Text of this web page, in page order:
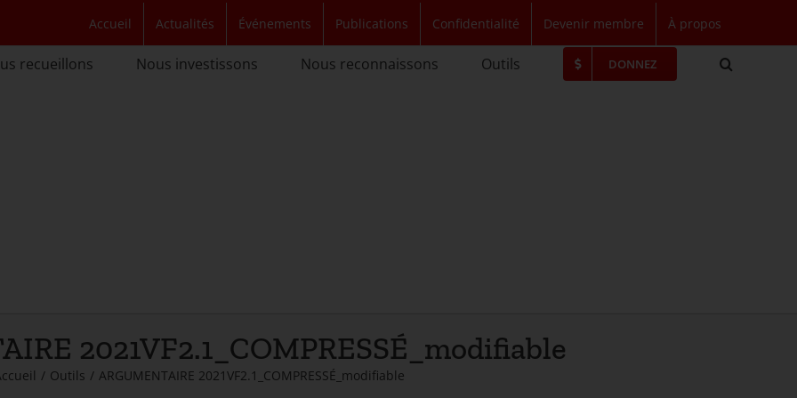
Accueil Actualités Événements Publications Confidentialité Devenir membre À propos
recueillons Nous investissons Nous reconnaissons Outils DONNEZ
2021VF2.1_COMPRESSÉ_modifiable
/ Outils / ARGUMENTAIRE 2021VF2.1_COMPRESSÉ_modifiable